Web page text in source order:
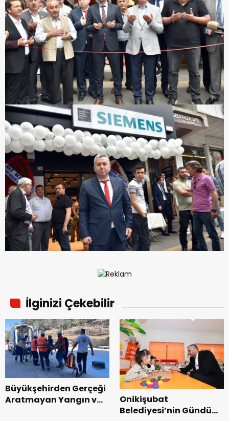
İlginizi Çekebilir
Büyükşehirden Gerçeği
Aratmayan Yangın ve
Onikişubat
Belediyesi’nin Gündüz